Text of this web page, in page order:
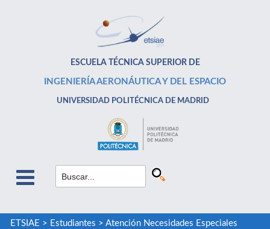
ESCUELA TÉCNICA SUPERIOR DE
INGENIERÍA AERONÁUTICA Y DEL ESPACIO
UNIVERSIDAD POLITÉCNICA DE MADRID
ETSIAE > Estudiantes > Atención Necesidades Especiales